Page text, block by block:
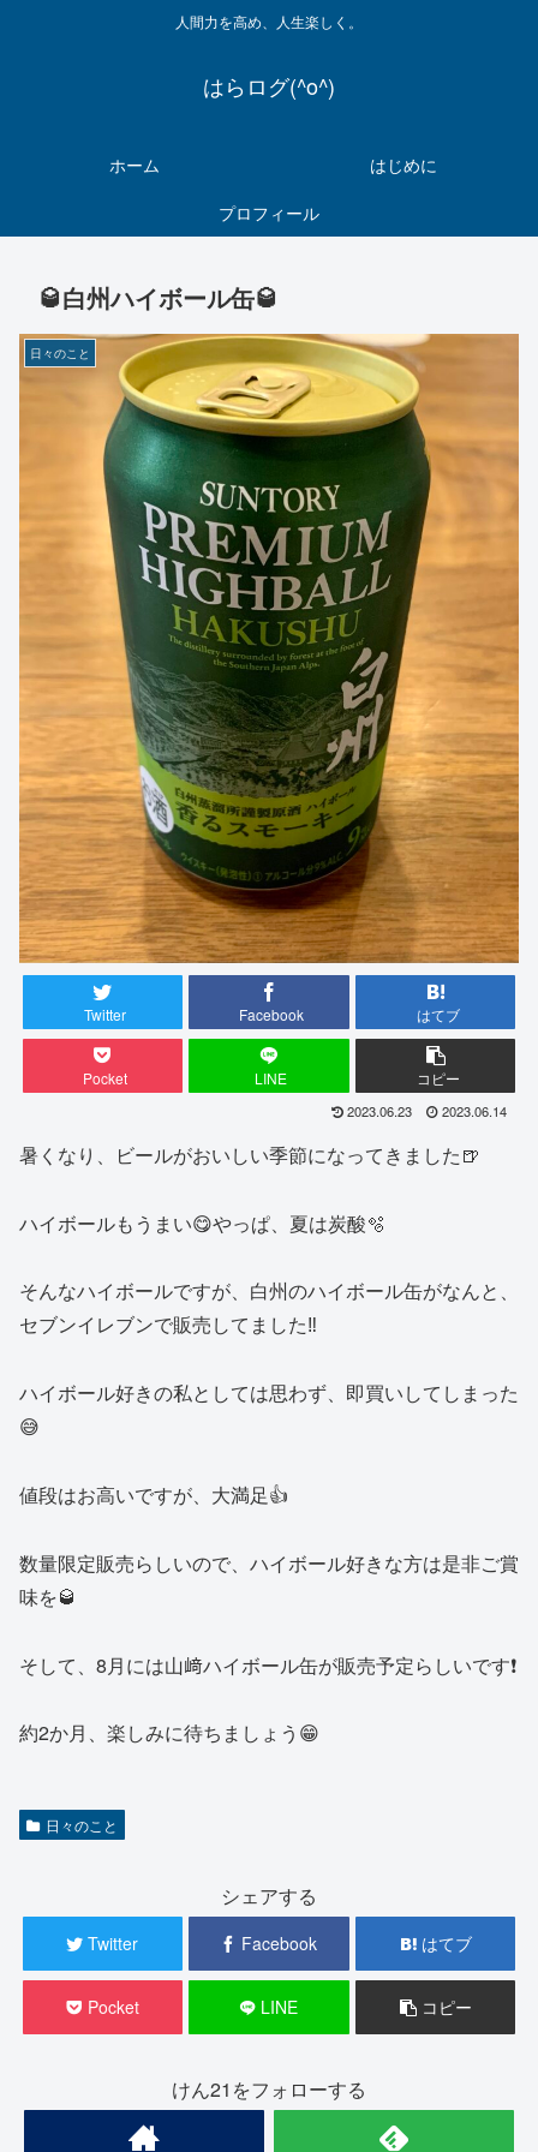
人間力を高め、人生楽しく。
はらログ(^o^)
ホーム
はじめに
プロフィール
🥃白州ハイボール缶🥃
日々のこと
Twitter Facebook はてブ
Pocket LINE コピー
2023.06.23 2023.06.14
暑くなり、ビールがおいしい季節になってきました🍺
ハイボールもうまい😋やっぱ、夏は炭酸🫧
そんなハイボールですが、白州のハイボール缶がなんと、
セブンイレブンで販売してました‼️
ハイボール好きの私としては思わず、即買いしてしまった
😅
値段はお高いですが、大満足👍
数量限定販売らしいので、ハイボール好きな方は是非ご賞
味を🥃
そして、8月には山﨑ハイボール缶が販売予定らしいです❗️
約2か月、楽しみに待ちましょう😁
日々のこと
シェアする
Twitter Facebook はてブ
Pocket LINE コピー
けん21をフォローする